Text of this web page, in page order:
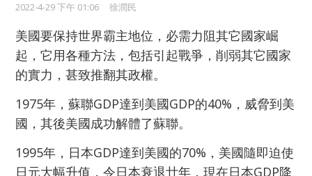
2022-4-29 下午 01:06 徐潤民
美國要保持世界霸主地位，必需力阻其它國家崛
起，它用各種方法，包括引起戰爭，削弱其它國家
的實力，甚致推翻其政權。
1975年，蘇聯GDP達到美國GDP的40%，威脅到美
國，其後美國成功解體了蘇聯。
1995年，日本GDP達到美國的70%，美國隨即迫使
日元大幅升值，令日本衰退廿年，現在日本GDP降